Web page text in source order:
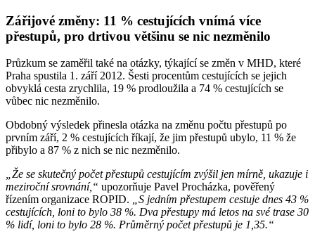
Zářijové změny: 11 % cestujících vnímá více
přestupů, pro drtivou většinu se nic nezměnilo
Průzkum se zaměřil také na otázky, týkající se změn v MHD, které
Praha spustila 1. září 2012. Šesti procentům cestujících se jejich
obvyklá cesta zrychlila, 19 % prodloužila a 74 % cestujících se
vůbec nic nezměnilo.
Obdobný výsledek přinesla otázka na změnu počtu přestupů po
prvním září, 2 % cestujících říkají, že jim přestupů ubylo, 11 % že
přibylo a 87 % z nich se nic nezměnilo.
„Že se skutečný počet přestupů cestujícím zvýšil jen mírně, ukazuje i
meziroční srovnání,“ upozorňuje Pavel Procházka, pověřený
řízením organizace ROPID.
„S jedním přestupem cestuje dnes 43 %
cestujících, loni to bylo 38 %. Dva přestupy má letos na své trase 30
% lidí, loni to bylo 28 %. Průměrný počet přestupů je 1,35.“